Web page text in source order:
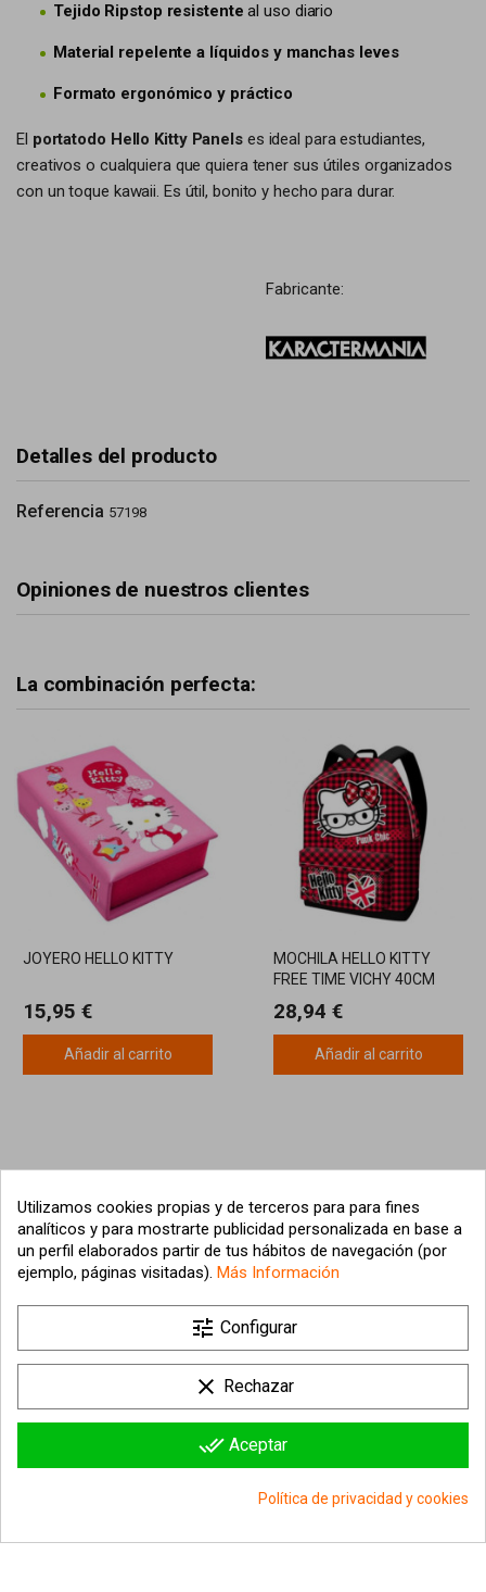
Tejido Ripstop resistente al uso diario
Material repelente a líquidos y manchas leves
Formato ergonómico y práctico
El portatodo Hello Kitty Panelses ideal para estudiantes,
creativos o cualquiera que quiera tener sus útiles organizados
con un toque kawaii. Es útil, bonito y hecho para durar.
Fabricante:
Detalles del producto
Referencia 57198
Opiniones de nuestros clientes
La combinación perfecta:
JOYERO HELLO KITTY
15,95 €
Añadir al carrito
MOCHILA HELLO KITTY
FREE TIME VICHY 40CM
28,94 €
Añadir al carrito
Información sobre la tienda 
Utilizamos cookies propias y de terceros para para fines
analíticos y para mostrarte publicidad personalizada en base a
un perfil elaborados partir de tus hábitos de navegación (por
ejemplo, páginas visitadas). Más Información
tune Configurar
clear Rechazar
done_all Aceptar
Política de privacidad y cookies